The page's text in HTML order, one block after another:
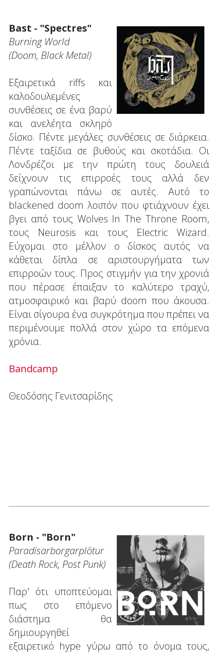
Bast - "Spectres"
Burning World
(Doom, Black Metal)
Εξαιρετικά riffs και
καλοδουλεμένες
συνθέσεις σε ένα βαρύ
και ανελέητα σκληρό
δίσκο. Πέντε μεγάλες συνθέσεις σε διάρκεια.
Πέντε ταξίδια σε βυθούς και σκοτάδια. Οι
Λονδρέζοι με την πρώτη τους δουλειά
δείχνουν τις επιρροές τους αλλά δεν
γραπώνονται πάνω σε αυτές. Αυτό το
blackened doom λοιπόν που φτιάχνουν έχει
βγει από τους Wolves In The Throne Room,
τους Neurosis και τους Electric Wizard.
Εύχομαι στο μέλλον ο δίσκος αυτός να
κάθεται δίπλα σε αριστουργήματα των
επιρροών τους. Προς στιγμήν για την χρονιά
που πέρασε έπαιξαν το καλύτερο τραχύ,
ατμοσφαιρικό και βαρύ doom που άκουσα.
Είναι σίγουρα ένα συγκρότημα που πρέπει να
περιμένουμε πολλά στον χώρο τα επόμενα
χρόνια.
Bandcamp
Θεοδόσης Γενιτσαρίδης
Born - "Born"
Paradísarborgarplötur
(Death Rock, Post Punk)
Παρ' ότι υποπτεύομαι
πως στο επόμενο
διάστημα θα
δημιουργηθεί
εξαιρετικό hype γύρω από το όνομα τους,